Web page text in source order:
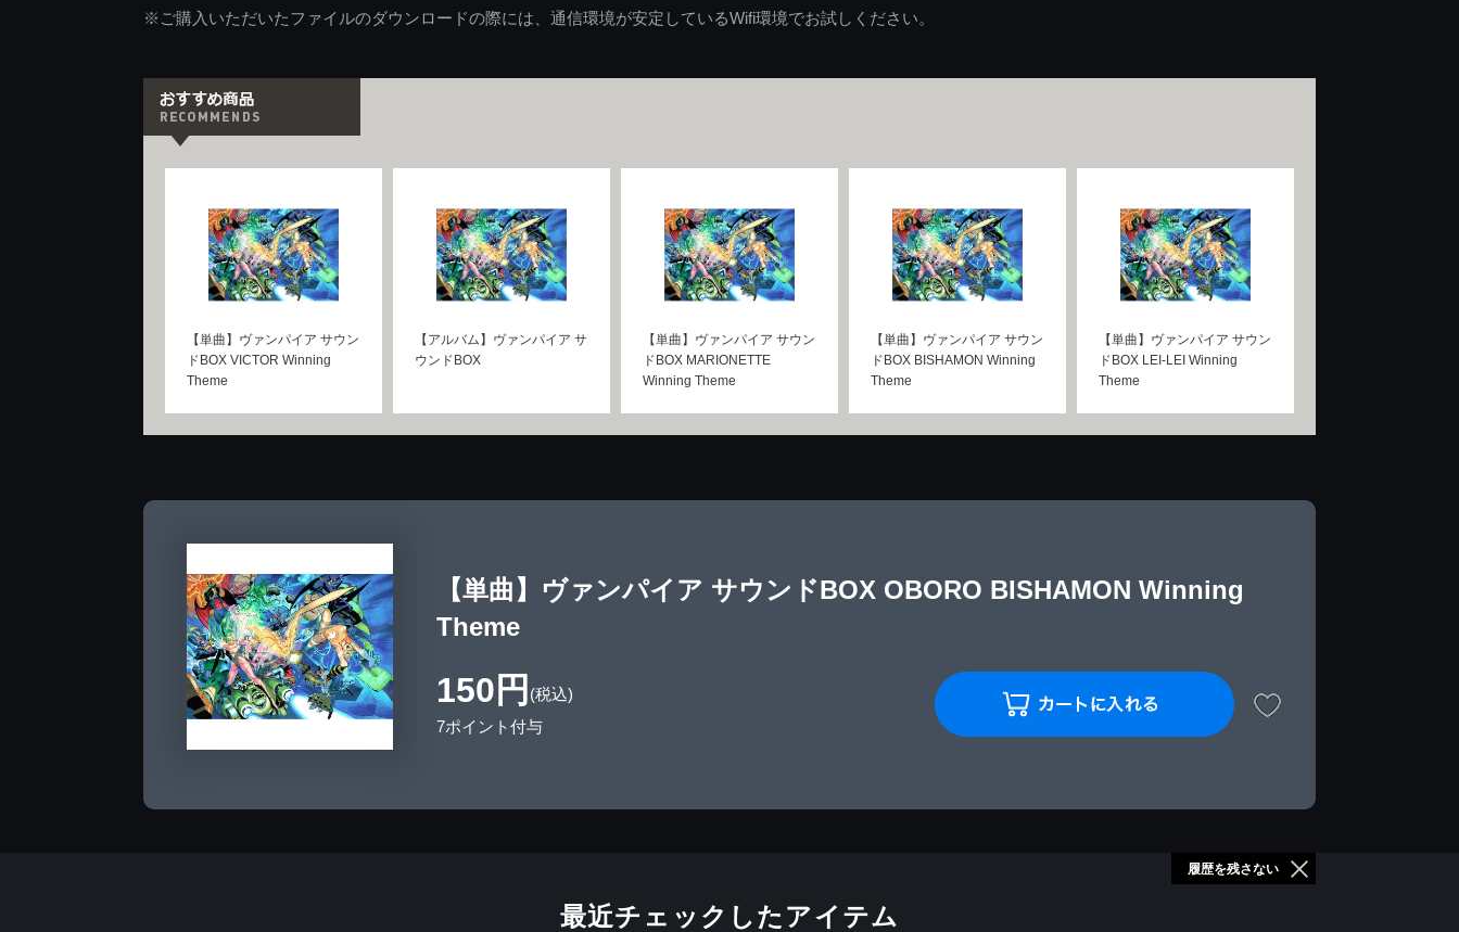
※ご購入いただいたファイルのダウンロードの際には、通信環境が安定しているWifi環境でお試しください。
【単曲】ヴァンパイア サウン
ドBOX VICTOR Winning
Theme
【アルバム】ヴァンパイア サ
ウンドBOX
【単曲】ヴァンパイア サウン
ドBOX MARIONETTE
Winning Theme
【単曲】ヴァンパイア サウン
ドBOX BISHAMON Winning
Theme
【単曲】ヴァンパイア サウン
ドBOX LEI-LEI Winning
Theme
【単曲】ヴァンパイア サウンドBOX OBORO BISHAMON Winning
Theme
150円 (税込)
7ポイント付与
最近チェックしたアイテム
履歴を残さない